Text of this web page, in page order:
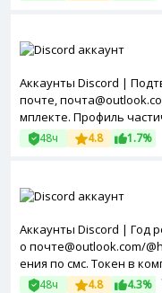
Аккаунты Discord |
почте,
мплекте. Профиль
X ip48ч 4.8 1.7%
Аккаунты Discord | Год
о почте@outlook.com/
ения по смс. Токен в
p.
48ч 4.8 4.3%